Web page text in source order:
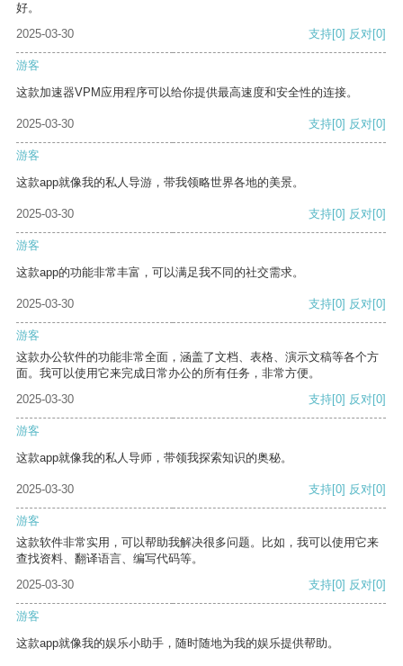
好。
2025-03-30
支持[0] 反对[0]
游客
这款加速器VPM应用程序可以给你提供最高速度和安全性的连接。
2025-03-30 支持[0] 反对[0]
游客
这款app就像我的私人导游，带我领略世界各地的美景。
2025-03-30 支持[0] 反对[0]
游客
这款app的功能非常丰富，可以满足我不同的社交需求。
2025-03-30 支持[0] 反对[0]
游客
这款办公软件的功能非常全面，涵盖了文档、表格、演示文稿等各个方
面。我可以使用它来完成日常办公的所有任务，非常方便。
2025-03-30
支持[0] 反对[0]
游客
这款app就像我的私人导师，带领我探索知识的奥秘。
2025-03-30 支持[0] 反对[0]
游客
这款软件非常实用，可以帮助我解决很多问题。比如，我可以使用它来
查找资料、翻译语言、编写代码等。
2025-03-30
支持[0] 反对[0]
游客
这款app就像我的娱乐小助手，随时随地为我的娱乐提供帮助。